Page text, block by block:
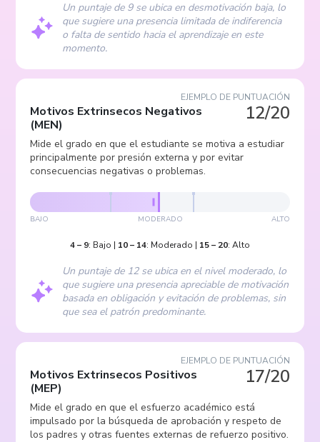
Un puntaje de 9 se ubica en desmotivación baja, lo
que sugiere una presencia limitada de indiferencia
o falta de sentido hacia el aprendizaje en este
momento.
EJEMPLO DE PUNTUACIÓN
12/20
Motivos Extrinsecos Negativos
(MEN)
Mide el grado en que el estudiante se motiva a estudiar
principalmente por presión externa y por evitar
consecuencias negativas o problemas.
BAJO MODERADO ALTO
4– 9: Bajo | 10– 14: Moderado | 15– 20: Alto
Un puntaje de 12 se ubica en el nivel moderado, lo
que sugiere una presencia apreciable de motivación
basada en obligación y evitación de problemas, sin
que sea el patrón predominante.
EJEMPLO DE PUNTUACIÓN
17/20
Motivos Extrinsecos Positivos
(MEP)
Mide el grado en que el esfuerzo académico está
impulsado por la búsqueda de aprobación y respeto de
los padres y otras fuentes externas de refuerzo positivo.